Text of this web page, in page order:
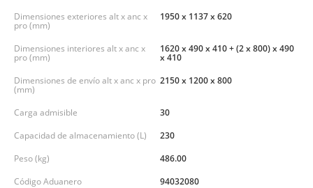
Dimensiones exteriores alt x anc x
pro (mm)
1950 x 1137 x 620
Dimensiones interiores alt x anc x
pro (mm)
1620 x 490 x 410 + (2 x 800) x 490
x 410
Dimensiones de envío alt x anc x pro
(mm)
2150 x 1200 x 800
Carga admisible
30
Capacidad de almacenamiento (L)
230
Peso (kg)
486.00
Código Aduanero
94032080